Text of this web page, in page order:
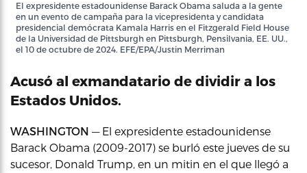
El expresidente estadounidense Barack Obama saluda a la gente
en un evento de campaña para la vicepresidenta y candidata
presidencial demócrata Kamala Harris en el Fitzgerald Field House
de la Universidad de Pittsburgh en Pittsburgh, Pensilvania, EE. UU.,
el 10 de octubre de 2024. EFE/EPA/Justin Merriman
Acusó al exmandatario de dividir a los
Estados Unidos.
WASHINGTON — El expresidente estadounidense
Barack Obama (2009-2017) se burló este jueves de su
sucesor, Donald Trump, en un mitin en el que llegó a